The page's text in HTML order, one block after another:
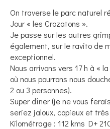
On traverse le parc naturel
Jour « les Crozatons ».
Je passe sur les autres
également, sur le ravito de
exceptionnel.
Nous arrivons vers 17 h à «
où nous pourrons nous
2 ou 3 personnes).
Super dîner (je ne vous
seriez jaloux, copieux et
Kilométrage : 112 kms D+